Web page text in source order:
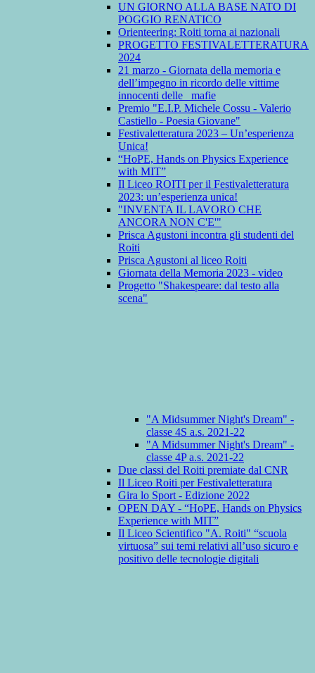
UN GIORNO ALLA BASE NATO DI
POGGIO RENATICO
Orienteering: Roiti torna ai nazionali
PROGETTO FESTIVALETTERATURA
2024
21 marzo - Giornata della memoria e
dell’impegno in ricordo delle vittime
innocenti delle mafie
Premio "E.I.P. Michele Cossu - Valerio
Castiello - Poesia Giovane"
Festivaletteratura 2023 – Un’esperienza
Unica!
“HoPE, Hands on Physics Experience
with MIT”
Il Liceo ROITI per il Festivaletteratura
2023: un’esperienza unica!
"INVENTA IL LAVORO CHE
ANCORA NON C'E'"
Prisca Agustoni incontra gli studenti del
Roiti
Prisca Agustoni al liceo Roiti
Giornata della Memoria 2023 - video
Progetto "Shakespeare: dal testo alla
scena"
"A Midsummer Night's Dream" -
classe 4S a.s. 2021-22
"A Midsummer Night's Dream" -
classe 4P a.s. 2021-22
Due classi del Roiti premiate dal CNR
Il Liceo Roiti per Festivaletteratura
Gira lo Sport - Edizione 2022
OPEN DAY - “HoPE, Hands on Physics
Experience with MIT”
Il Liceo Scientifico "A. Roiti" “scuola
virtuosa” sui temi relativi all’uso sicuro e
positivo delle tecnologie digitali